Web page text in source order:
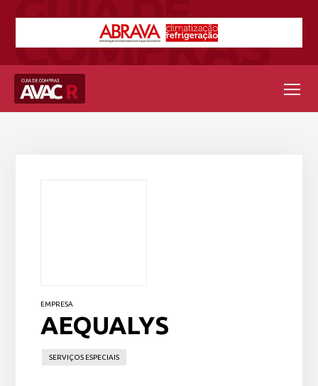
EMPRESA
AEQUALYS
SERVIÇOS ESPECIAIS